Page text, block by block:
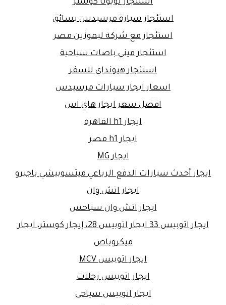
استئجار تويوتا كوستر
استئجار سيارة مرسيدس بسائق
استئجار مع شركة ليموزين مصر
استئجار ميني باصات سياحية
استئجار هيونداي للسفر
اسعار ايجار سيارات مرسيدس
افضل سعر ايجار هاي اس
ايجار h1 القاهرة
ايجار h1 مصر
ايجار MG
ايجار أحدث سيارات الدفع الرباعي ميتسوبيشي باجيرو
ايجار اتش وان
ايجار اتش وان سياحس
ايجار اتوبيس 33 ايجار اتوبيس 28، إيجار كوستر، ايجار
ميكروباص
ايجار اتوبيس MCV
ايجار اتوبيس رحلات
ايجار اتوبيس سياحى